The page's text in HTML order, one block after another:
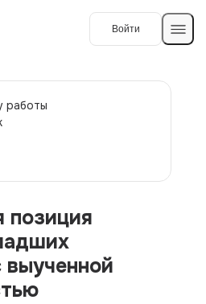
Войти
работы
позиция